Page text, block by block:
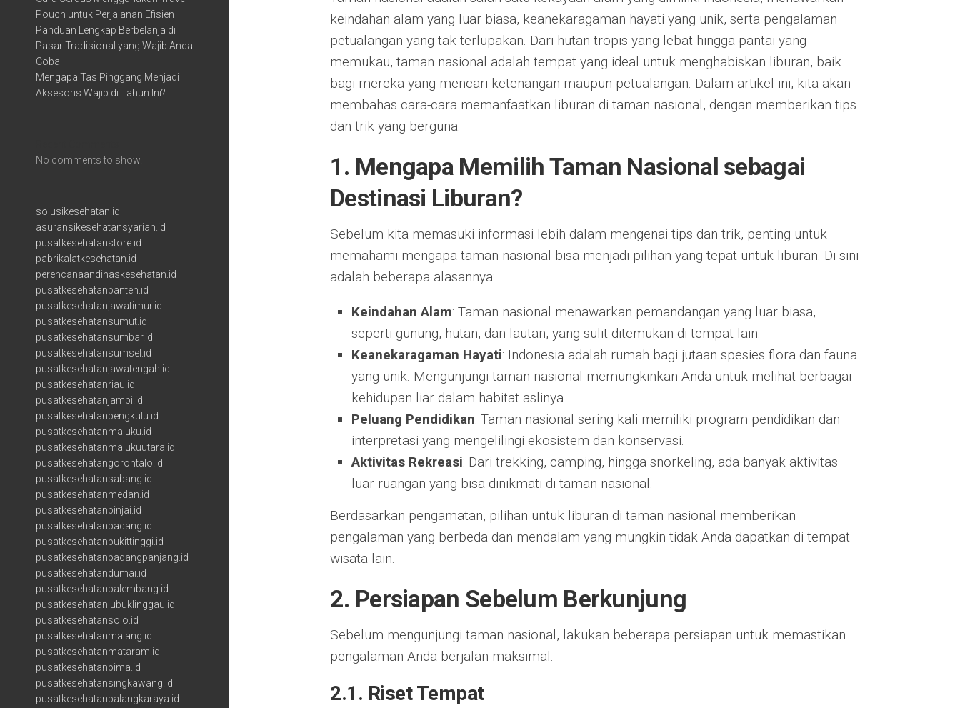
keindahan alam yang luar biasa, keanekaragaman hayati yang unik, serta pengalaman
petualangan yang tak terlupakan. Dari hutan tropis yang lebat hingga pantai yang
memukau, taman nasional adalah tempat yang ideal untuk menghabiskan liburan, baik
bagi mereka yang mencari ketenangan maupun petualangan. Dalam artikel ini, kita akan
membahas cara-cara memanfaatkan liburan di taman nasional, dengan memberikan tips
dan trik yang berguna.
1. Mengapa Memilih Taman Nasional sebagai
Destinasi Liburan?
Sebelum kita memasuki informasi lebih dalam mengenai tips dan trik, penting untuk
memahami mengapa taman nasional bisa menjadi pilihan yang tepat untuk liburan. Di sini
adalah beberapa alasannya:
Keindahan Alam: Taman nasional menawarkan pemandangan yang luar biasa,
seperti gunung, hutan, dan lautan, yang sulit ditemukan di tempat lain.
Keanekaragaman Hayati: Indonesia adalah rumah bagi jutaan spesies flora dan fauna
yang unik. Mengunjungi taman nasional memungkinkan Anda untuk melihat berbagai
kehidupan liar dalam habitat aslinya.
Peluang Pendidikan: Taman nasional sering kali memiliki program pendidikan dan
interpretasi yang mengelilingi ekosistem dan konservasi.
Aktivitas Rekreasi: Dari trekking, camping, hingga snorkeling, ada banyak aktivitas
luar ruangan yang bisa dinikmati di taman nasional.
Berdasarkan pengamatan, pilihan untuk liburan di taman nasional memberikan
pengalaman yang berbeda dan mendalam yang mungkin tidak Anda dapatkan di tempat
wisata lain.
2. Persiapan Sebelum Berkunjung
Sebelum mengunjungi taman nasional, lakukan beberapa persiapan untuk memastikan
pengalaman Anda berjalan maksimal.
2.1. Riset Tempat
Pouch untuk Perjalanan Efisien
Panduan Lengkap Berbelanja di
Pasar Tradisional yang Wajib Anda
Coba
Mengapa Tas Pinggang Menjadi
Aksesoris Wajib di Tahun Ini?
No comments to show.
solusikesehatan.id
asuransikesehatansyariah.id
pusatkesehatanstore.id
pabrikalatkesehatan.id
perencanaandinaskesehatan.id
pusatkesehatanbanten.id
pusatkesehatanjawatimur.id
pusatkesehatansumut.id
pusatkesehatansumbar.id
pusatkesehatansumsel.id
pusatkesehatanjawatengah.id
pusatkesehatanriau.id
pusatkesehatanjambi.id
pusatkesehatanbengkulu.id
pusatkesehatanmaluku.id
pusatkesehatanmalukuutara.id
pusatkesehatangorontalo.id
pusatkesehatansabang.id
pusatkesehatanmedan.id
pusatkesehatanbinjai.id
pusatkesehatanpadang.id
pusatkesehatanbukittinggi.id
pusatkesehatanpadangpanjang.id
pusatkesehatandumai.id
pusatkesehatanpalembang.id
pusatkesehatanlubuklinggau.id
pusatkesehatansolo.id
pusatkesehatanmalang.id
pusatkesehatanmataram.id
pusatkesehatanbima.id
pusatkesehatansingkawang.id
pusatkesehatanpalangkaraya.id